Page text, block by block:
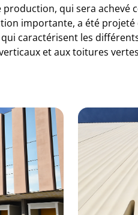
production, qui sera
importante, a été
caractérisent les
et aux toitures